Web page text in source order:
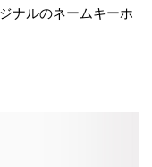
ナルのネームキーホ